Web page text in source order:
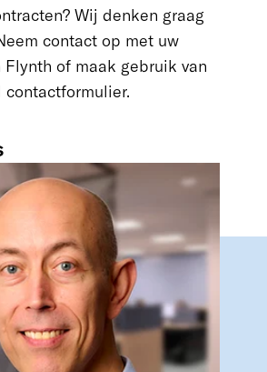
Wij denken graag
contact op met uw
Flynth of maak gebruik van